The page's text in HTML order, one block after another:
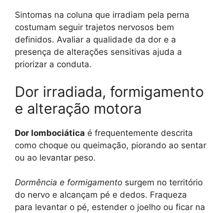
Sintomas na coluna que irradiam pela perna
costumam seguir trajetos nervosos bem
definidos. Avaliar a qualidade da dor e a
presença de alterações sensitivas ajuda a
priorizar a conduta.
Dor irradiada, formigamento
e alteração motora
Dor lombociática é frequentemente descrita
como choque ou queimação, piorando ao sentar
ou ao levantar peso.
Dormência e formigamento surgem no território
do nervo e alcançam pé e dedos. Fraqueza
para levantar o pé, estender o joelho ou ficar na